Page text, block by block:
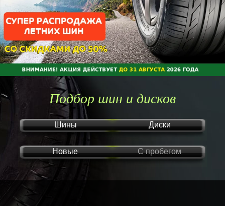
Подбор шин и дисков
Шины Диски
Новые С пробегом